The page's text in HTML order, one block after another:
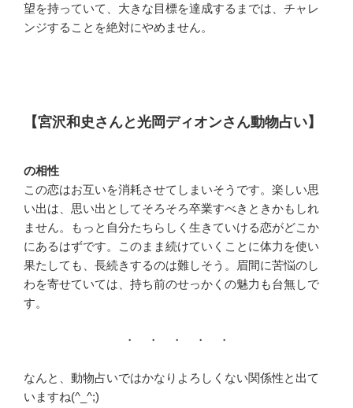
望を持っていて、大きな目標を達成するまでは、チャレ
ンジすることを絶対にやめません。
【宮沢和史さんと光岡ディオンさん動物占い】
の相性
この恋はお互いを消耗させてしまいそうです。楽しい思
い出は、思い出としてそろそろ卒業すべきときかもしれ
ません。もっと自分たちらしく生きていける恋がどこか
にあるはずです。このまま続けていくことに体力を使い
果たしても、長続きするのは難しそう。眉間に苦悩のし
わを寄せていては、持ち前のせっかくの魅力も台無しで
す。
・ ・ ・ ・ ・
なんと、動物占いではかなりよろしくない関係性と出て
いますね(^_^;)